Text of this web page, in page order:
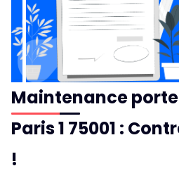
Maintenance
Paris 1 75001 :
!